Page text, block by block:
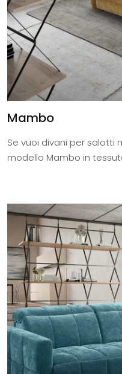
Mambo
Se vuoi divani per salotti
modello Mambo in